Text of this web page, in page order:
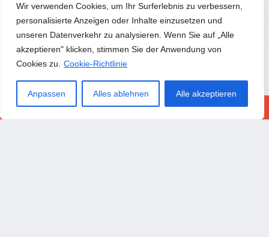
Wir verwenden Cookies, um Ihr Surferlebnis zu verbessern,
personalisierte Anzeigen oder Inhalte einzusetzen und
unseren Datenverkehr zu analysieren. Wenn Sie auf „Alle
akzeptieren" klicken, stimmen Sie der Anwendung von
Cookies zu.
Cookie-Richtlinie
Anpassen Alles ablehnen Alle akzeptieren
Rette Den Helden, Zieh..
Ninja Jump Xtreme
Retro Tower Defense
Mahjong-spiel
Welt Zusammenführen
Täglicher Sternenkamp..
Schlangenfarbenrennen